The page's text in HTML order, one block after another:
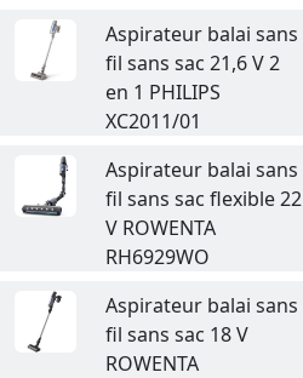
Aspirateur balai sans
fil sans sac 21,6 V 2
en 1 PHILIPS
XC2011/01
Aspirateur balai sans
fil sans sac flexible 22
V ROWENTA
RH6929WO
Aspirateur balai sans
fil sans sac 18 V
ROWENTA